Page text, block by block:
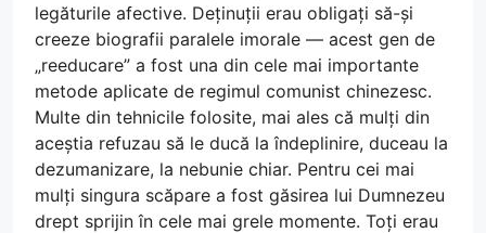
legăturile afective. Deținuții erau obligați să-și
creeze biografii paralele imorale — acest gen de
„reeducare” a fost una din cele mai importante
metode aplicate de regimul comunist chinezesc.
Multe din tehnicile folosite, mai ales că mulți din
aceștia refuzau să le ducă la îndeplinire, duceau la
dezumanizare, la nebunie chiar. Pentru cei mai
mulți singura scăpare a fost găsirea lui Dumnezeu
drept sprijin în cele mai grele momente. Toți erau